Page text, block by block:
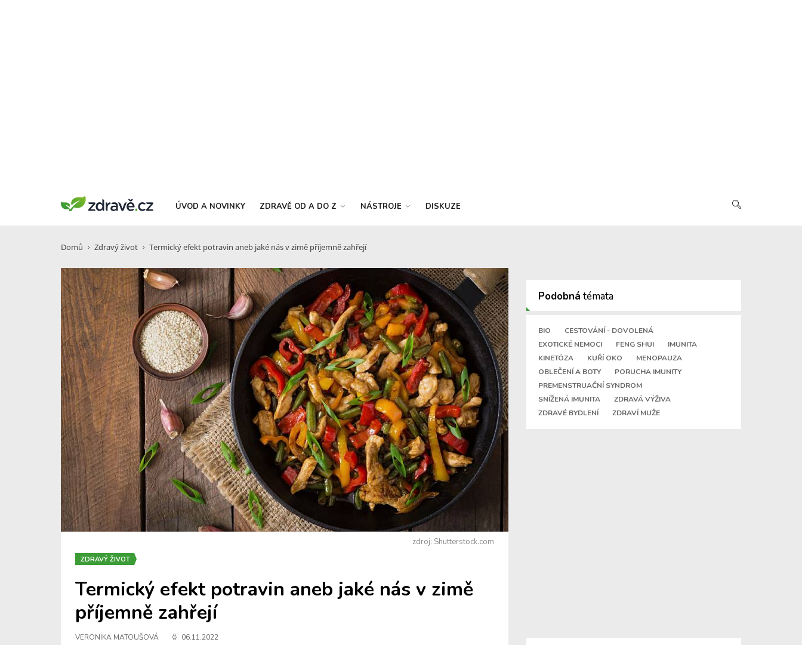
ÚVOD A NOVINKY ZDRAVĚ OD A DO Z NÁSTROJE DISKUZE
Domů Zdravý život Termický efekt potravin aneb jaké nás v zimě příjemně zahřejí
zdroj: Shutterstock.com
ZDRAVÝ ŽIVOT
Termický efekt potravin aneb jaké nás v zimě
příjemně zahřejí
VERONIKA MATOUŠOVÁ 06.11.2022
Podobná témata
BIO
CESTOVÁNÍ - DOVOLENÁ
EXOTICKÉ NEMOCI
FENG SHUI
IMUNITA
KINETÓZA
KUŘÍ OKO
MENOPAUZA
OBLEČENÍ A BOTY
PORUCHA IMUNITY
PREMENSTRUAČNÍ SYNDROM
SNÍŽENÁ IMUNITA
ZDRAVÁ VÝŽIVA
ZDRAVÉ BYDLENÍ
ZDRAVÍ MUŽE